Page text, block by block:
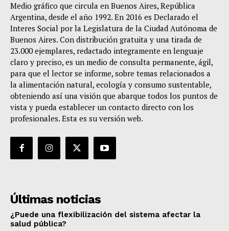
Medio gráfico que circula en Buenos Aires, República
Argentina, desde el año 1992. En 2016 es Declarado el
Interes Social por la Legislatura de la Ciudad Autónoma de
Buenos Aires. Con distribución gratuita y una tirada de
23.000 ejemplares, redactado integramente en lenguaje
claro y preciso, es un medio de consulta permanente, ágil,
para que el lector se informe, sobre temas relacionados a
la alimentación natural, ecología y consumo sustentable,
obteniendo así una visión que abarque todos los puntos de
vista y pueda establecer un contacto directo con los
profesionales. Esta es su versión web.
Últimas noticias
¿Puede una flexibilización del sistema afectar la
salud pública?